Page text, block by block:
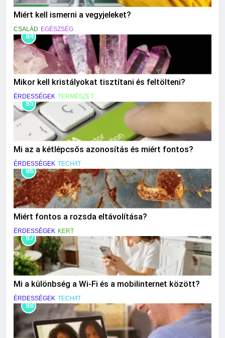
Miért kell ismerni a vegyjeleket?
CSALÁD EGÉSZSÉG
84
Mikor kell kristályokat tisztítani és feltölteni?
ÉRDESSÉGEK TERMÉSZET
85
Mi az a kétlépcsős azonosítás és miért fontos?
ÉRDESSÉGEK TECH/IT
86
Miért fontos a rozsda eltávolítása?
ÉRDESSÉGEK KERT
87
Mi a különbség a Wi-Fi és a mobilinternet között?
ÉRDESSÉGEK TECH/IT
88